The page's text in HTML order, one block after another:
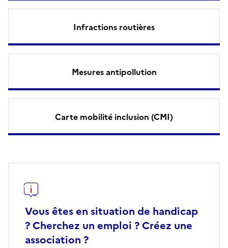
Infractions routières
Mesures antipollution
Carte mobilité inclusion (CMI)
Vous êtes en situation de handicap
? Cherchez un emploi ? Créez une
association ?